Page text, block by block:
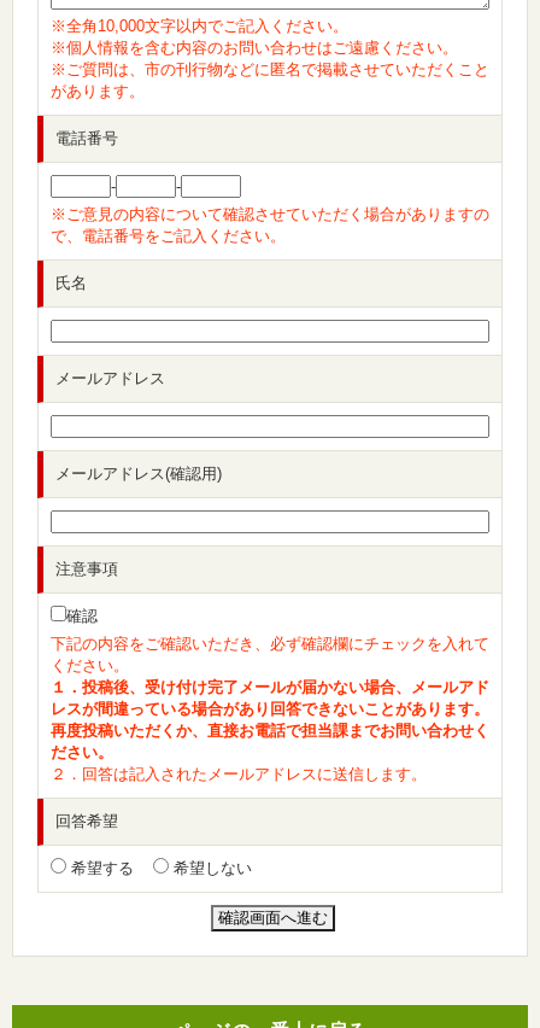
※全角10,000文字以内でご記入ください。
※個人情報を含む内容のお問い合わせはご遠慮ください。
※ご質問は、市の刊行物などに匿名で掲載させていただくこと
があります。
電話番号
-
-
※ご意見の内容について確認させていただく場合がありますの
で、電話番号をご記入ください。
氏名
メールアドレス
メールアドレス(確認用)
注意事項
確認
下記の内容をご確認いただき、必ず確認欄にチェックを入れて
ください。
１．投稿後、受け付け完了メールが届かない場合、メールアド
レスが間違っている場合があり回答できないことがあります。
再度投稿いただくか、直接お電話で担当課までお問い合わせく
ださい。
２．回答は記入されたメールアドレスに送信します。
回答希望
希望する 希望しない